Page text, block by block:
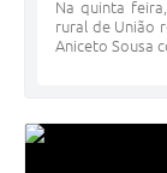
Na quinta
rural de União
Aniceto Sousa